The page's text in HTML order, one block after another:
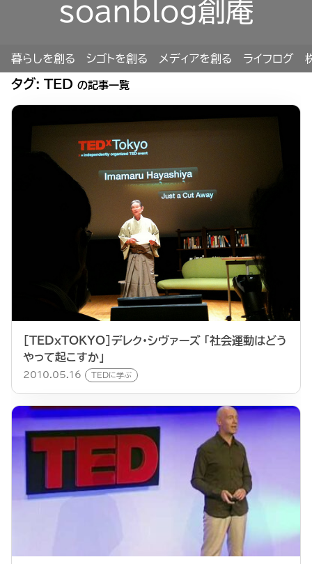
soanblog創庵
暮らしを創る シゴトを創る メディアを創る ライフログ
タグ: TED の記事一覧
[TEDxTOKYO]デレク・シヴァーズ 「社会運動はどう
やって起こすか」
2010.05.16 TEDに学ぶ